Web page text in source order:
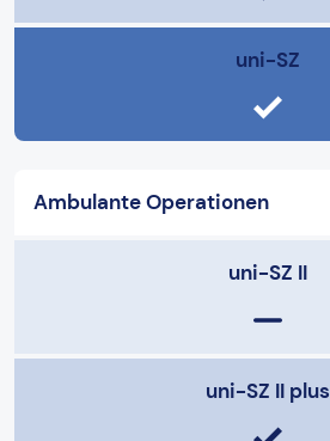
uni-SZ
Ambulante Operationen
uni-SZ II
uni-SZ II plus